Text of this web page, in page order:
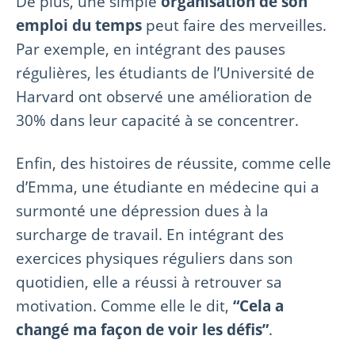
emploi du temps peut faire des merveilles.
Par exemple, en intégrant des pauses
régulières, les étudiants de l’Université de
Harvard ont observé une amélioration de
30% dans leur capacité à se concentrer.
Enfin, des histoires de réussite, comme celle
d’Emma, une étudiante en médecine qui a
surmonté une dépression dues à la
surcharge de travail. En intégrant des
exercices physiques réguliers dans son
quotidien, elle a réussi à retrouver sa
motivation. Comme elle le dit, “Cela a
changé ma façon de voir les défis”.